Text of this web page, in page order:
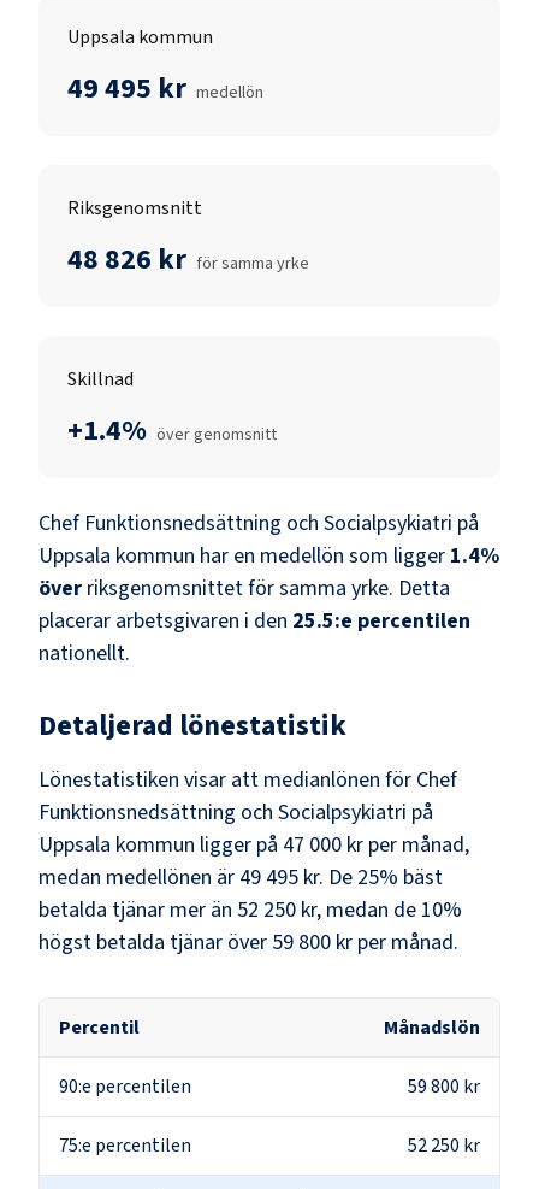
Uppsala kommun
49 495 kr medellön
Riksgenomsnitt
48 826 kr för samma yrke
Skillnad
+1.4% över genomsnitt
Chef Funktionsnedsättning och Socialpsykiatri på
Uppsala kommun har en medellön som ligger 1.4%
över riksgenomsnittet för samma yrke. Detta
placerar arbetsgivaren i den 25.5:e percentilen
nationellt.
Detaljerad lönestatistik
Lönestatistiken visar att medianlönen för Chef
Funktionsnedsättning och Socialpsykiatri på
Uppsala kommun ligger på 47 000 kr per månad,
medan medellönen är 49 495 kr. De 25% bäst
betalda tjänar mer än 52 250 kr, medan de 10%
högst betalda tjänar över 59 800 kr per månad.
Percentil Månadslön
90:e percentilen 59 800 kr
75:e percentilen 52 250 kr